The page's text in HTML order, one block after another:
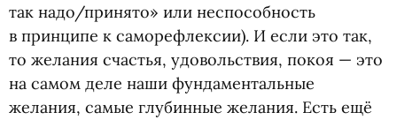
так надо/принято» или неспособность
в принципе к саморефлексии). И если это так,
то желания счастья, удовольствия, покоя — это
на самом деле наши фундаментальные
желания, самые глубинные желания. Есть ещё